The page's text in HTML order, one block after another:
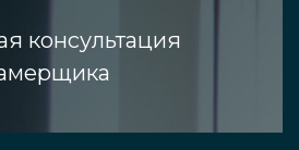
консультация